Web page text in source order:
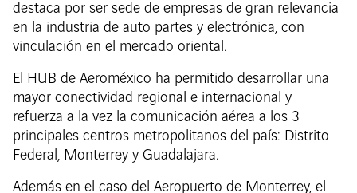
destaca por ser sede de empresas de gran relevancia
en la industria de auto partes y electrónica, con
vinculación en el mercado oriental.
El HUB de Aeroméxico ha permitido desarrollar una
mayor conectividad regional e internacional y
refuerza a la vez la comunicación aérea a los 3
principales centros metropolitanos del país: Distrito
Federal, Monterrey y Guadalajara.
Además en el caso del Aeropuerto de Monterrey, el